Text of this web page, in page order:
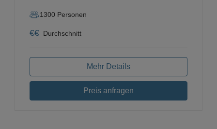
1300 Personen
€€ Durchschnitt
Mehr Details
Preis anfragen